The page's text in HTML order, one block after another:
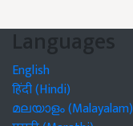
Languages
English
हिंदी (Hindi)
മലയാളം (Malayalam)